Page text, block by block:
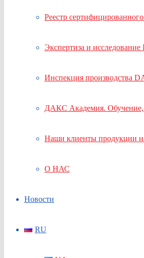
Реестр
Экспертиза и
Инспекция производства
ДАКС Академия.
Наши клиенты продукции и
О НАС
Новости
RU